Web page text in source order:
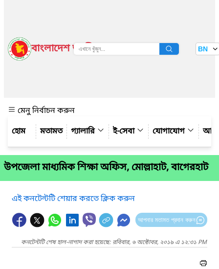
বাংলাদেশ জাতীয় তথ্য বাতায়ন BN
মেনু নির্বাচন করুন
মতামত
গ্যালারি ই-সেবা যোগাযোগ
উপজেলা মাধ্যমিক শিক্ষা অফিস, মোল্লাহাট, বাগেরহাট
এই কনটেন্টটি শেয়ার করতে ক্লিক করুন
আপনার মতামত প্রদান করুন
কনটেন্টটি শেষ হাল-নাগাদ করা হয়েছে: রবিবার, ৬ অক্টোবর, ২০১৯ এ ১২:৩১ PM